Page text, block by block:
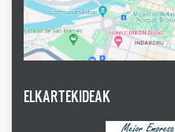
ELKARTEKIDEAK